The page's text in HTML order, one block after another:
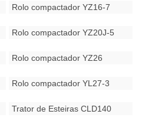
Rolo compactador YZ16-7
Rolo compactador YZ20J-5
Rolo compactador YZ26
Rolo compactador YL27-3
Trator de Esteiras CLD140